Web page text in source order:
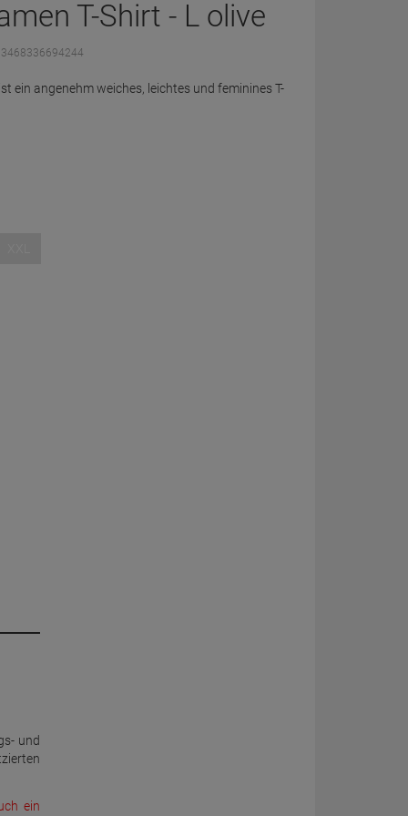
T-Shirt - L olive
3468336694244
ein angenehm weiches, leichtes und feminines T-
und
ein